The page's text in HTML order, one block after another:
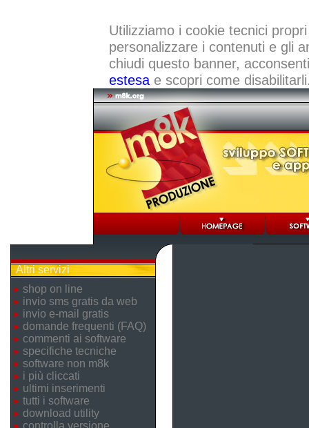
Utilizziamo i cookie tecnici
personalizzare i contenuti e gli
chiudi questo banner,
estesae scopri come
Altri servizi
shop on line
invio sms gratis da web
invio e-mail gratis
domande frequenti (FAQ)
commenti ai software
specifiche tecniche
software non m8k
i più cliccati
ultimi inserimenti
tutti i software
download utility
controlla versione